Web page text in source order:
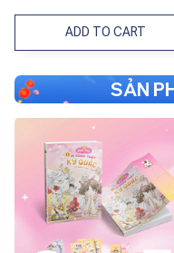
ADD TO CART
SẢN